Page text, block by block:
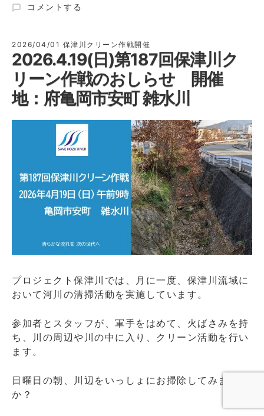
2026
ご
み
一
掃
作
戦
し
ら
コメントする
2026/04/01 保津川クリーン作戦開催
2026.4.19(日)第187回保津川ク
リーン作戦のおしらせ 開催
地：府亀岡市安町 雑水川
プロジェクト保津川では、月に一度、保津川流域に
おいて河川の清掃活動を実施しています。
参加者とスタッフが、軍手をはめて、火ばさみを持
ち、川の周辺や川の中に入り、クリーン活動を行い
ます。
日曜日の朝、川辺をいっしょにお掃除してみません
か？